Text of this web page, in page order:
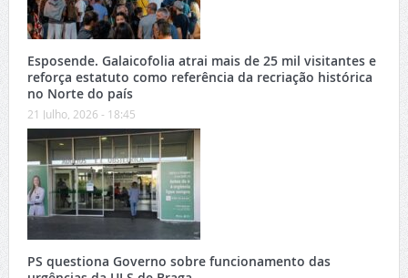
Esposende. Galaicofolia atrai mais de 25 mil visitantes e
reforça estatuto como referência da recriação histórica
no Norte do país
21 Julho, 2026 - 18:45
PS questiona Governo sobre funcionamento das